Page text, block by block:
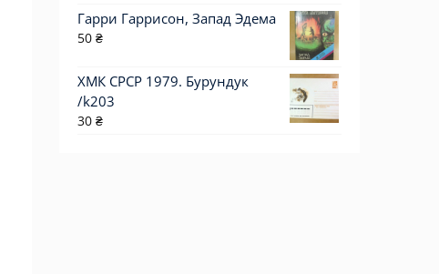
Гарри Гаррисон, Запад Эдема
50 ₴
ХМК СРСР 1979. Бурундук
/k203
30 ₴